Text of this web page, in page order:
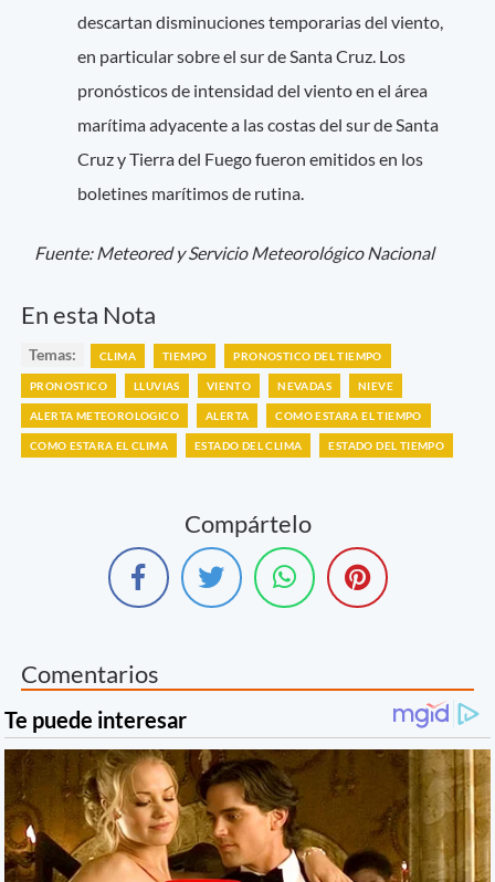
descartan disminuciones temporarias del viento,
en particular sobre el sur de Santa Cruz. Los
pronósticos de intensidad del viento en el área
marítima adyacente a las costas del sur de Santa
Cruz y Tierra del Fuego fueron emitidos en los
boletines marítimos de rutina.
Fuente: Meteored y Servicio Meteorológico Nacional
En esta Nota
Temas: CLIMA TIEMPO PRONOSTICO DEL TIEMPO
PRONOSTICO LLUVIAS VIENTO NEVADAS NIEVE
ALERTA METEOROLOGICO ALERTA COMO ESTARA EL TIEMPO
COMO ESTARA EL CLIMA ESTADO DEL CLIMA ESTADO DEL TIEMPO
Compártelo
Comentarios